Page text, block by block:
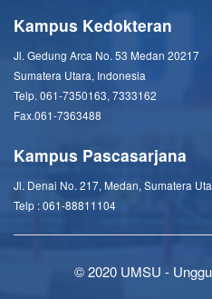
Kampus Kedokteran
Jl. Gedung Arca No. 53 Medan 20217
Sumatera Utara, Indonesia
Telp. 061-7350163, 7333162
Fax.061-7363488
Kampus Pascasarjana
Jl. Denai No. 217, Medan, Sumatera
Telp : 061-88811104
© 2020 UMSU -